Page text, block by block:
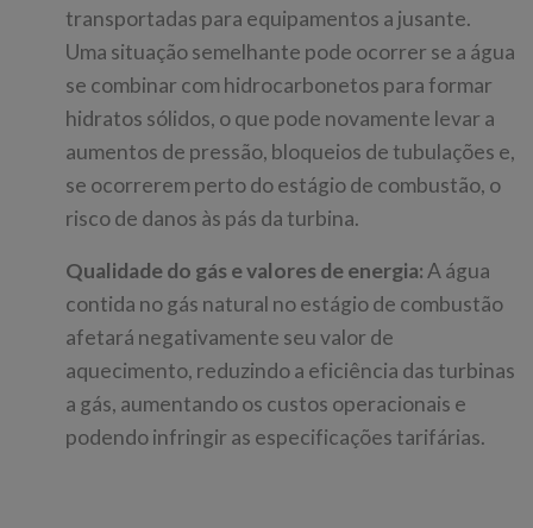
transportadas para equipamentos a jusante.
Uma situação semelhante pode ocorrer se a água
se combinar com hidrocarbonetos para formar
hidratos sólidos, o que pode novamente levar a
aumentos de pressão, bloqueios de tubulações e,
se ocorrerem perto do estágio de combustão, o
risco de danos às pás da turbina.
Qualidade do gás e valores de energia:A água
contida no gás natural no estágio de combustão
afetará negativamente seu valor de
aquecimento, reduzindo a eficiência das turbinas
a gás, aumentando os custos operacionais e
podendo infringir as especificações tarifárias.